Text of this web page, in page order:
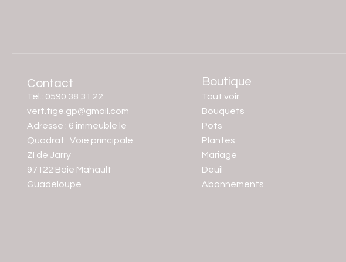
Contact
Tél.: 0590 38 31 22
vert.tige.gp@gmail.com
Adresse : 6 immeuble le
Quadrat . Voie principale.
ZI de Jarry
97122 Baie Mahault
Guadeloupe
Boutique
Tout voir
Bouquets
Pots
Plantes
Mariage
Deuil
Abonnements